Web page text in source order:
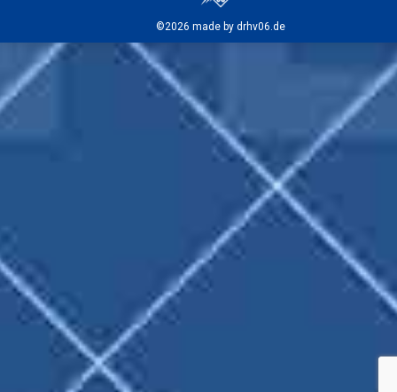
©2026 made by drhv06.de